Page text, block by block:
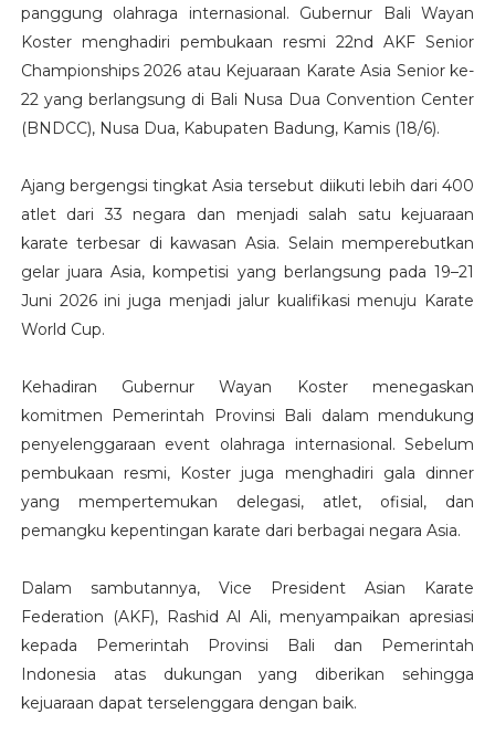
panggung olahraga internasional. Gubernur Bali Wayan
Koster menghadiri pembukaan resmi 22nd AKF Senior
Championships 2026 atau Kejuaraan Karate Asia Senior ke-
22 yang berlangsung di Bali Nusa Dua Convention Center
(BNDCC), Nusa Dua, Kabupaten Badung, Kamis (18/6).
Ajang bergengsi tingkat Asia tersebut diikuti lebih dari 400
atlet dari 33 negara dan menjadi salah satu kejuaraan
karate terbesar di kawasan Asia. Selain memperebutkan
gelar juara Asia, kompetisi yang berlangsung pada 19–21
Juni 2026 ini juga menjadi jalur kualifikasi menuju Karate
World Cup.
Kehadiran Gubernur Wayan Koster menegaskan
komitmen Pemerintah Provinsi Bali dalam mendukung
penyelenggaraan event olahraga internasional. Sebelum
pembukaan resmi, Koster juga menghadiri gala dinner
yang mempertemukan delegasi, atlet, ofisial, dan
pemangku kepentingan karate dari berbagai negara Asia.
Dalam sambutannya, Vice President Asian Karate
Federation (AKF), Rashid Al Ali, menyampaikan apresiasi
kepada Pemerintah Provinsi Bali dan Pemerintah
Indonesia atas dukungan yang diberikan sehingga
kejuaraan dapat terselenggara dengan baik.